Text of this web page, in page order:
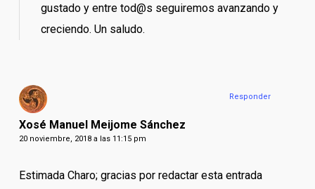
gustado y entre tod@s seguiremos avanzando y
creciendo. Un saludo.
Xosé Manuel Meijome Sánchez
20 noviembre, 2018 a las 11:15 pm
Estimada Charo; gracias por redactar esta entrada
Responder